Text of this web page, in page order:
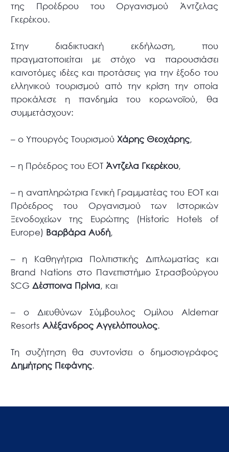
της Προέδρου του Οργανισμού Άντζελας
Γκερέκου.
Στην διαδικτυακή εκδήλωση, που
πραγματοποιείται με στόχο να παρουσιάσει
καινοτόμες ιδέες και προτάσεις για την έξοδο του
ελληνικού τουρισμού από την κρίση την οποία
προκάλεσε η πανδημία του κορωνοϊού, θα
συμμετάσχουν:
– ο Υπουργός ΤουρισμούΧάρης Θεοχάρης,
– η Πρόεδρος του ΕΟΤ Άντζελα Γκερέκου,
– η αναπληρώτρια Γενική Γραμματέας του ΕΟΤ και
Πρόεδρος του Οργανισμού των Ιστορικών
Ξενοδοχείων της Ευρώπης (Historic Hotels of
Europe) Βαρβάρα Αυδή,
– η Καθηγήτρια Πολιτιστικής Διπλωματίας και
Brand Nations στο Πανεπιστήμιο Στρασβούργου
SCG Δέσποινα Πρίνια, και
– ο Διευθύνων Σύμβουλος Ομίλου Aldemar
Resorts Αλέξανδρος Αγγελόπουλος.
Τη συζήτηση θα συντονίσει ο δημοσιογράφος
Δημήτρης Πεφάνης.